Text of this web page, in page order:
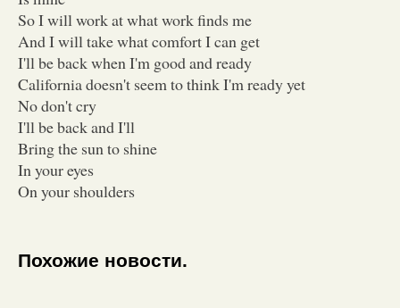
So I will work at what work finds me
And I will take what comfort I can get
I'll be back when I'm good and ready
California doesn't seem to think I'm ready yet
No don't cry
I'll be back and I'll
Bring the sun to shine
In your eyes
On your shoulders
Похожие новости.